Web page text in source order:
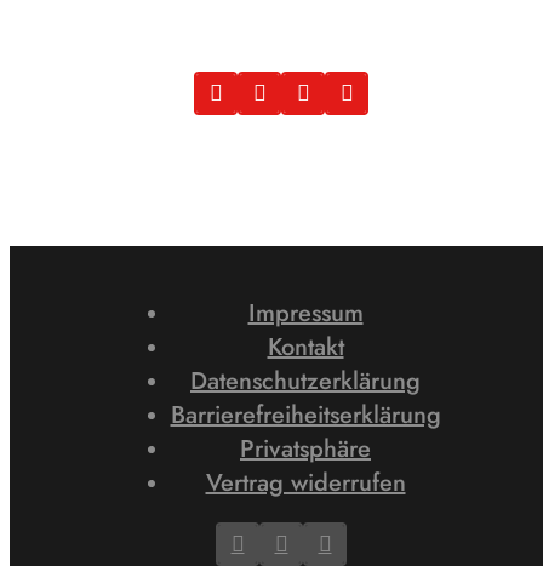
Impressum
Kontakt
Datenschutzerklärung
Barrierefreiheitserklärung
Privatsphäre
Vertrag widerrufen